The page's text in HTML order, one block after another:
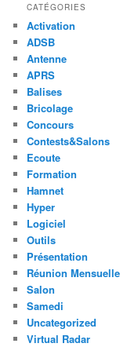
CATÉGORIES
Activation
ADSB
Antenne
APRS
Balises
Bricolage
Concours
Contests&Salons
Ecoute
Formation
Hamnet
Hyper
Logiciel
Outils
Présentation
Réunion Mensuelle
Salon
Samedi
Uncategorized
Virtual Radar